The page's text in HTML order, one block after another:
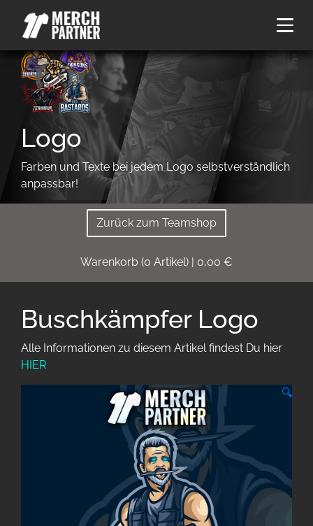
Logo
Farben und Texte bei jedem Logo selbstverständlich
anpassbar!
Zurück zum Teamshop
Warenkorb (0 Artikel) | 0,00 €
Buschkämpfer Logo
Alle Informationen zu diesem Artikel findest Du hier
HIER
🔍